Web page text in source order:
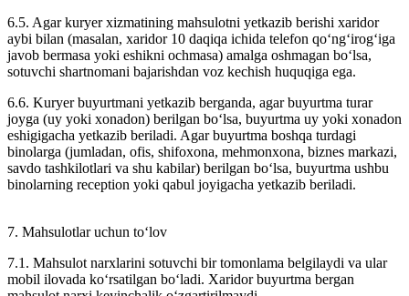
6.5. Agar kuryer xizmatining mahsulotni yetkazib berishi xaridor
aybi bilan (masalan, xaridor 10 daqiqa ichida telefon qo‘ng‘irog‘iga
javob bermasa yoki eshikni ochmasa) amalga oshmagan bo‘lsa,
sotuvchi shartnomani bajarishdan voz kechish huquqiga ega.
6.6. Kuryer buyurtmani yetkazib berganda, agar buyurtma turar
joyga (uy yoki xonadon) berilgan bo‘lsa, buyurtma uy yoki xonadon
eshigigacha yetkazib beriladi. Agar buyurtma boshqa turdagi
binolarga (jumladan, ofis, shifoxona, mehmonxona, biznes markazi,
savdo tashkilotlari va shu kabilar) berilgan bo‘lsa, buyurtma ushbu
binolarning reception yoki qabul joyigacha yetkazib beriladi.
7. Mahsulotlar uchun to‘lov
7.1. Mahsulot narxlarini sotuvchi bir tomonlama belgilaydi va ular
mobil ilovada ko‘rsatilgan bo‘ladi. Xaridor buyurtma bergan